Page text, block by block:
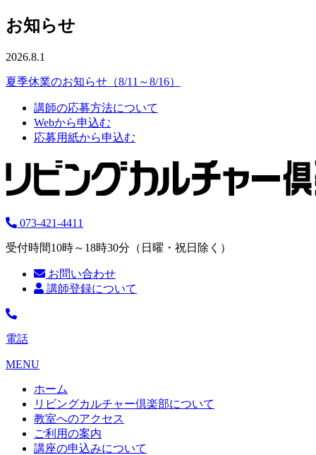
お知らせ
2026.8.1
夏季休業のお知らせ（8/11～8/16）
講師の応募方法について
Webから申込む
応募用紙から申込む
073-421-4411
受付時間10時～18時30分（日曜・祝日除く）
お問い合わせ
講師登録について
電話
MENU
ホーム
リビングカルチャー倶楽部について
教室へのアクセス
ご利用の案内
講座の申込みについて